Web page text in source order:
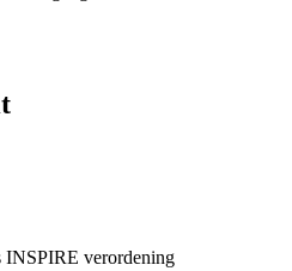
INSPIRE verordening